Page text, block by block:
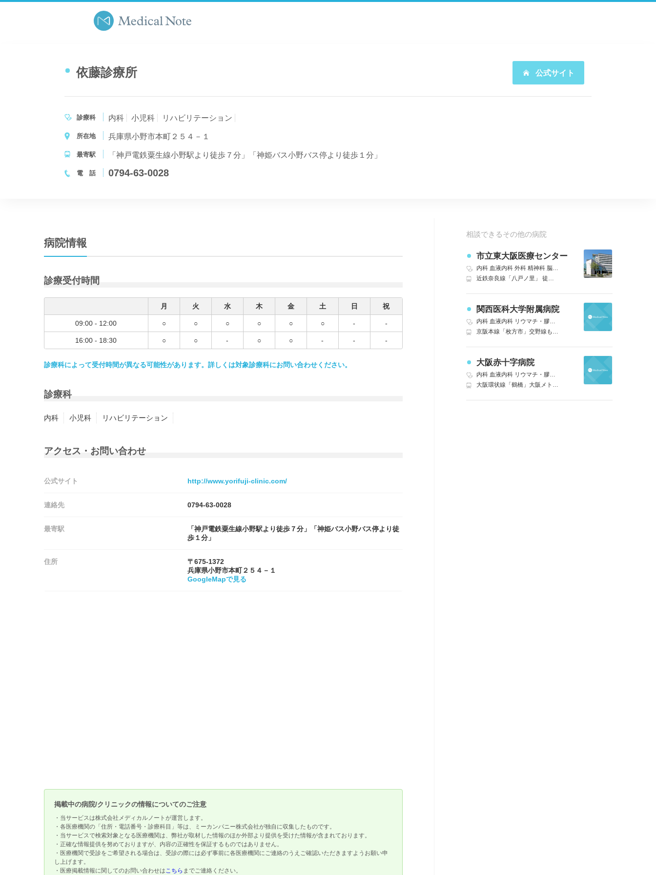
依藤診療所 公式サイト
診療科 内科 小児科 リハビリテーション
所在地 兵庫県小野市本町２５４－１
最寄駅 「神戸電鉄粟生線小野駅より徒歩７分」「神姫バス小野バス停より徒歩１分」
電 話 0794-63-0028
病院情報
診療受付時間
月 火 水 木 金 土 日 祝
09:00 - 12:00 ○ ○ ○ ○ ○ ○ - -
16:00 - 18:30 ○ ○ - ○ ○ - - -
診療科によって受付時間が異なる可能性があります。詳しくは対象診療科にお問い合わせください。
診療科
内科 小児科 リハビリテーション
アクセス・お問い合わせ
公式サイト http://www.yorifuji-clinic.com/
連絡先 0794-63-0028
最寄駅
「神戸電鉄粟生線小野駅より徒歩７分」「神姫バス小野バス停より徒
歩１分」
住所
〒675-1372
兵庫県小野市本町２５４－１
GoogleMapで見る
掲載中の病院/クリニックの情報についてのご注意
・当サービスは株式会社メディカルノートが運営します。
・各医療機関の「住所・電話番号・診療科目」等は、ミーカンパニー株式会社が独自に収集したものです。
・当サービスで検索対象となる医療機関は、弊社が取材した情報のほか外部より提供を受けた情報が含まれております。
・正確な情報提供を努めておりますが、内容の正確性を保証するものではありません。
・医療機関で受診をご希望される場合は、受診の際には必ず事前に各医療機関にご連絡のうえご確認いただきますようお願い申
し上げます。
・医療掲載情報に関してのお問い合わせはこちら までご連絡ください。
相談できるその他の病院
市立東大阪医療センター
内科 血液内科 外科 精神科 脳神経外科 呼吸器外科消化器外科
近鉄奈良線「八戸ノ里」 徒歩12分
関西医科大学附属病院
内科 血液内科 リウマチ・膠原病科 心療内科
京阪本線「枚方市」交野線も乗り入れ 北口より病院シャトルバスも運行あり 徒歩3分
大阪赤十字病院
内科 血液内科 リウマチ・膠原病内科 外科
大阪環状線「鶴橋」大阪メトロ千日前線、近畿日本鉄道大阪線も利用可能 徒歩7分｜近鉄大阪線「大阪上本町」 徒歩10分